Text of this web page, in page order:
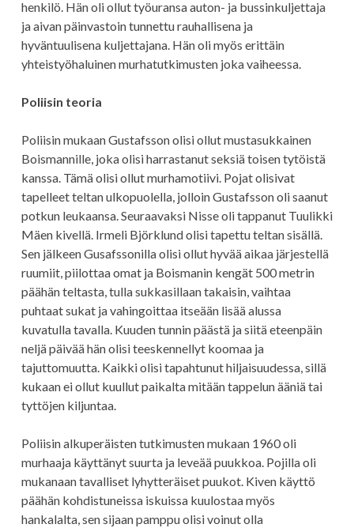
henkilö. Hän oli ollut työuransa auton- ja bussinkuljettaja
ja aivan päinvastoin tunnettu rauhallisena ja
hyväntuulisena kuljettajana. Hän oli myös erittäin
yhteistyöhaluinen murhatutkimusten joka vaiheessa.
Poliisin teoria
Poliisin mukaan Gustafsson olisi ollut mustasukkainen
Boismannille, joka olisi harrastanut seksiä toisen tytöistä
kanssa. Tämä olisi ollut murhamotiivi. Pojat olisivat
tapelleet teltan ulkopuolella, jolloin Gustafsson oli saanut
potkun leukaansa. Seuraavaksi Nisse oli tappanut Tuulikki
Mäen kivellä. Irmeli Björklund olisi tapettu teltan sisällä.
Sen jälkeen Gusafssonilla olisi ollut hyvää aikaa järjestellä
ruumiit, piilottaa omat ja Boismanin kengät 500 metrin
päähän teltasta, tulla sukkasillaan takaisin, vaihtaa
puhtaat sukat ja vahingoittaa itseään lisää alussa
kuvatulla tavalla. Kuuden tunnin päästä ja siitä eteenpäin
neljä päivää hän olisi teeskennellyt koomaa ja
tajuttomuutta. Kaikki olisi tapahtunut hiljaisuudessa, sillä
kukaan ei ollut kuullut paikalta mitään tappelun ääniä tai
tyttöjen kiljuntaa.
Poliisin alkuperäisten tutkimusten mukaan 1960 oli
murhaaja käyttänyt suurta ja leveää puukkoa. Pojilla oli
mukanaan tavalliset lyhytteräiset puukot. Kiven käyttö
päähän kohdistuneissa iskuissa kuulostaa myös
hankalalta, sen sijaan pamppu olisi voinut olla